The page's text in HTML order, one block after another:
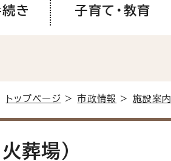
続き 子育て・教育
トップページ >市政情報 > 施設案内
葬場）